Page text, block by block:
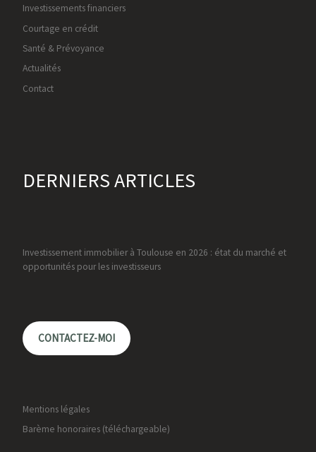
Investissements financiers
Courtage en crédit
Santé & Prévoyance
Actualités
Contact
DERNIERS ARTICLES
Investissement immobilier à Toulouse en 2026 : état du marché et
opportunités pour les investisseurs
CONTACTEZ-MOI
Mentions légales
Barème honoraires (téléchargeable)